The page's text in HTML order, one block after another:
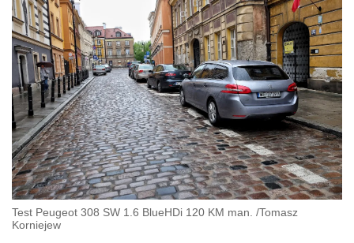
Test Peugeot 308 SW 1.6 BlueHDi 120 KM man. /Tomasz
Korniejew